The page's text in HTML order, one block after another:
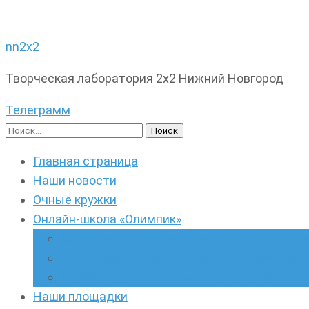
nn2x2
Творческая лаборатория 2х2 Нижний Новгород
Телеграмм
Найти:
Главная страница
Наши новости
Очные кружки
Онлайн-школа «Олимпик»
Наши площадки